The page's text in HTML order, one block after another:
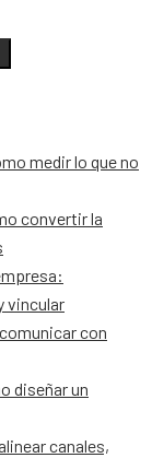
medir lo que no
convertir la
vincular
con
diseñar un
canales,